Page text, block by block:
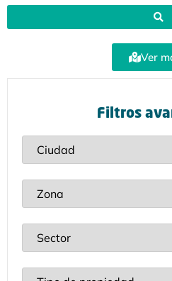
Ver
Filtros